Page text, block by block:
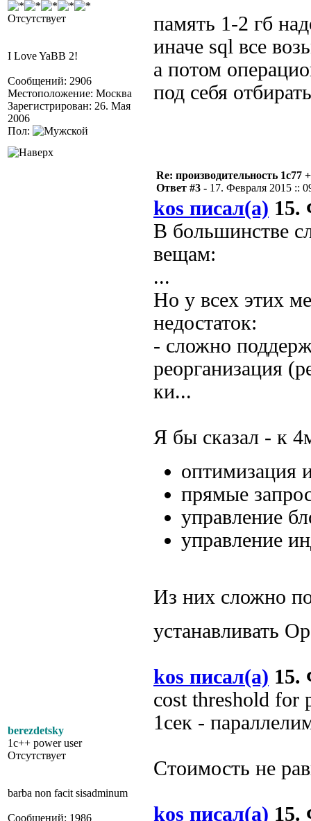
Отсутствует
I Love YaBB 2!
Сообщений: 2906
Местоположение: Москва
Зарегистрирован: 26. Мая
2006
Пол:
память 1-2 гб
иначе sql все
а потом
под себя
berezdetsky
1c++ power user
Отсутствует
barba non facit sisadminum
Сообщений: 1986
Re: производительность 1c77
Ответ #3 - 17. Февраля 2015 ::
kos писал(а) 15.
В большинстве
вещам:
...
Но у всех этих
недостаток:
- сложно
реорганизация
ки...
Я бы сказал - к
оптимизация
прямые
управление
управление
Из них сложно
устанавливать
kos писал(а) 15.
cost threshold
1сек -
Стоимость не
kos писал(а) 15.